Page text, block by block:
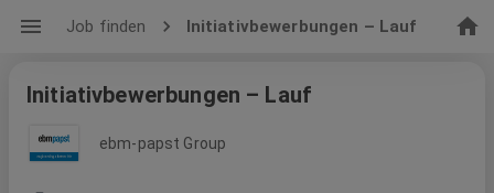
Job finden Initiativbewerbungen – Lauf
Initiativbewerbungen – Lauf
ebm-papst Group